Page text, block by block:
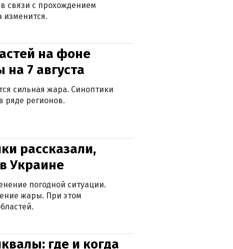
связи с прохождением
изменится.
на фоне
7 августа
сильная жара. Синоптики
ряде регионов.
рассказали,
Украине
погодной ситуации.
жары. При этом
где и когда